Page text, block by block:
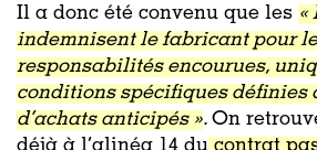
Il a donc été convenu que les «
indemnisent le fabricant pour
responsabilités encourues,
conditions spécifiques définies
d’achats anticipés ». On